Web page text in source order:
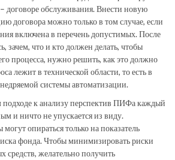
договоре обслуживания. Внести новую
договора можно только в том случае, если
включена в перечень допустимых. После
зачем, что и кто должен делать, чтобы
процесса, нужно решить, как это должно
лежит в технической области, то есть в
системы автоматизации.
к анализу перспектив ПИФа каждый
и ничто не упускается из виду.
опираться только на показатель
фонда. Чтобы минимизировать риски
желательно получить